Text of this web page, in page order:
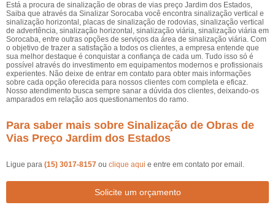
Está a procura de sinalização de obras de vias preço Jardim dos Estados,
Saiba que através da Sinalizar Sorocaba você encontra sinalização vertical e
sinalização horizontal, placas de sinalização de rodovias, sinalização vertical
de advertência, sinalização horizontal, sinalização viária, sinalização viária em
Sorocaba, entre outras opções de serviços da área de sinalização viária. Com
o objetivo de trazer a satisfação a todos os clientes, a empresa entende que
sua melhor destaque é conquistar a confiança de cada um. Tudo isso só é
possível através do investimento em equipamentos modernos e profissionais
experientes. Não deixe de entrar em contato para obter mais informações
sobre cada opção oferecida para nossos clientes com completa e eficaz.
Nosso atendimento busca sempre sanar a dúvida dos clientes, deixando-os
amparados em relação aos questionamentos do ramo.
Para saber mais sobre Sinalização de Obras de
Vias Preço Jardim dos Estados
Ligue para (15) 3017-8157 ou clique aqui e entre em contato por email.
Solicite um orçamento